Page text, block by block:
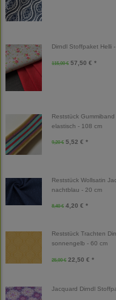
Dirndl Stoffpaket Helli
115,00 € 57,50 € *
Reststück
elastisch - 108 cm
9,20 € 5,52 € *
Reststück Wollsatin
nachtblau - 20 cm
8,40 € 4,20 € *
Reststück Trachten
sonnengelb - 60 cm
25,00 € 22,50 € *
Jacquard Dirndl